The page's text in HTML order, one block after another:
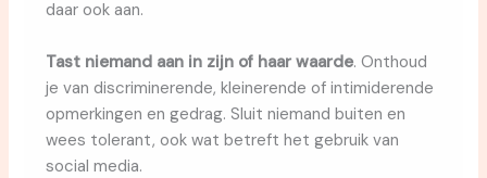
daar ook aan.
Tast niemand aan in zijn of haar waarde. Onthoud
je van discriminerende, kleinerende of intimiderende
opmerkingen en gedrag. Sluit niemand buiten en
wees tolerant, ook wat betreft het gebruik van
social media.